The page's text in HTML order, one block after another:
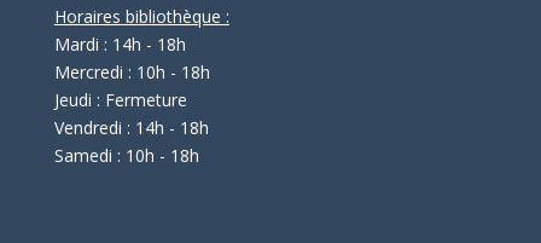
Horaires bibliothèque :
Mardi : 14h - 18h
Mercredi : 10h - 18h
Jeudi : Fermeture
Vendredi : 14h - 18h
Samedi : 10h - 18h